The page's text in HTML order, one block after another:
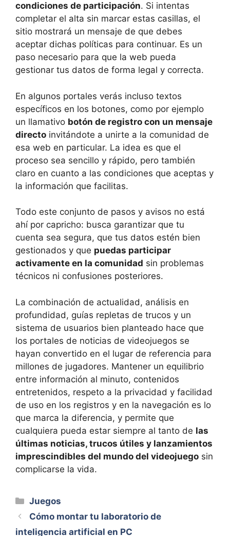
condiciones de participación. Si intentas
completar el alta sin marcar estas casillas, el
sitio mostrará un mensaje de que debes
aceptar dichas políticas para continuar. Es un
paso necesario para que la web pueda
gestionar tus datos de forma legal y correcta.
En algunos portales verás incluso textos
específicos en los botones, como por ejemplo
un llamativo botón de registro con un mensaje
directo invitándote a unirte a la comunidad de
esa web en particular. La idea es que el
proceso sea sencillo y rápido, pero también
claro en cuanto a las condiciones que aceptas y
la información que facilitas.
Todo este conjunto de pasos y avisos no está
ahí por capricho: busca garantizar que tu
cuenta sea segura, que tus datos estén bien
gestionados y que puedas participar
activamente en la comunidad sin problemas
técnicos ni confusiones posteriores.
La combinación de actualidad, análisis en
profundidad, guías repletas de trucos y un
sistema de usuarios bien planteado hace que
los portales de noticias de videojuegos se
hayan convertido en el lugar de referencia para
millones de jugadores. Mantener un equilibrio
entre información al minuto, contenidos
entretenidos, respeto a la privacidad y facilidad
de uso en los registros y en la navegación es lo
que marca la diferencia, y permite que
cualquiera pueda estar siempre al tanto de las
últimas noticias, trucos útiles y lanzamientos
imprescindibles del mundo del videojuego sin
complicarse la vida.
Categorías
Juegos
Cómo montar tu laboratorio de
inteligencia artificial en PC